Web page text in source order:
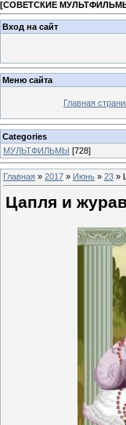
[СОВЕТСКИЕ
Вход на сайт
Меню сайта
Главная
Categories
МУЛЬТФИЛЬМЫ [728]
Главная » 2017 » Июнь » 23 »
Цапля и